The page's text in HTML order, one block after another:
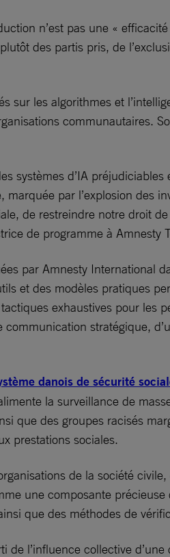
n’est pas une «
des partis pris, de
sur les algorithmes et
communautaires.
systèmes d’IA
par l’explosion des
de restreindre notre droit
de programme à Amnesty
par Amnesty International
et des modèles pratiques
exhaustives pour les
stratégique,
danois de sécurité
la surveillance de
que des groupes racisés
prestations sociales.
de la société
une composante
que des méthodes de
l’influence collective